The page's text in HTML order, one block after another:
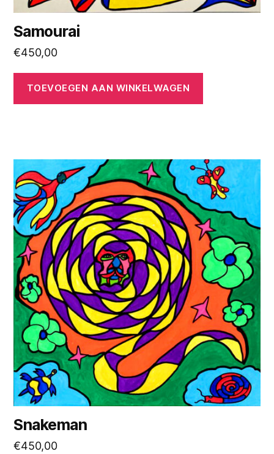
Samourai
€450,00
TOEVOEGEN AAN WINKELWAGEN
Snakeman
€450,00